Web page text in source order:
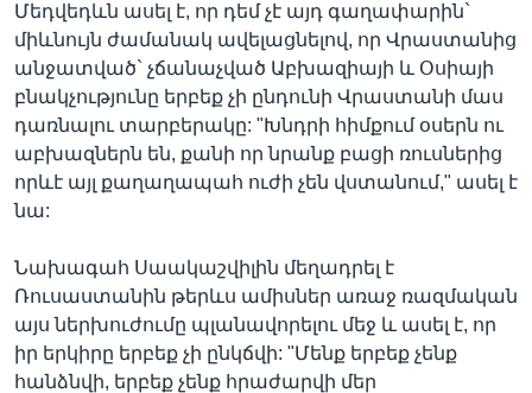
Մեդվեդևն ասել է, որ դեմ չէ այդ գաղափարին`
միևնույն ժամանակ ավելացնելով, որ Վրաստանից
անջատված` չճանաչված Աբխազիայի և Օսիայի
բնակչությունը երբեք չի ընդունի Վրաստանի մաս
դառնալու տարբերակը: "Խնդրի հիմքում օսերն ու
աբխազներն են, քանի որ նրանք բացի ռուսներից
որևէ այլ քաղաղապահ ուժի չեն վստանում," ասել է
նա:
Նախագահ Սաակաշվիլին մեղադրել է
Ռուսաստանին թերևս ամիսներ առաջ ռազմական
այս ներխուժումը պլանավորելու մեջ և ասել է, որ
իր երկիրը երբեք չի ընկճվի: "Մենք երբեք չենք
հանձնվի, երբեք չենք հրաժարվի մեր